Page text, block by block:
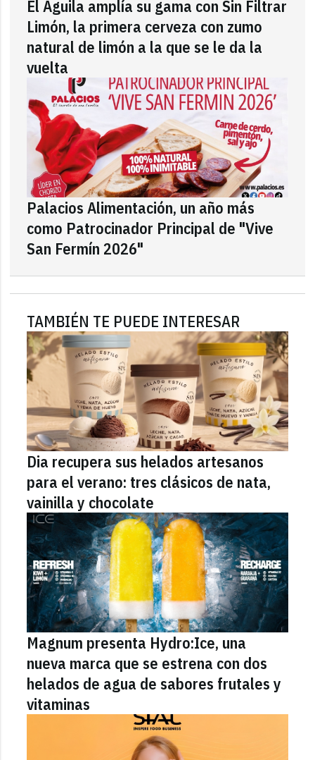
El Águila amplía su gama con Sin Filtrar
Limón, la primera cerveza con zumo
natural de limón a la que se le da la
vuelta
Palacios Alimentación, un año más
como Patrocinador Principal de "Vive
San Fermín 2026"
TAMBIÉN TE PUEDE INTERESAR
Dia recupera sus helados artesanos
para el verano: tres clásicos de nata,
vainilla y chocolate
Magnum presenta Hydro:Ice, una
nueva marca que se estrena con dos
helados de agua de sabores frutales y
vitaminas